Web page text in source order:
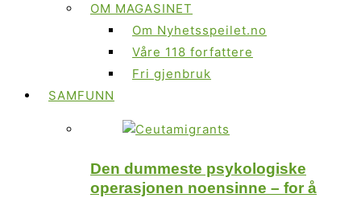
OM MAGASINET
Om Nyhetsspeilet.no
Våre 118 forfattere
Fri gjenbruk
SAMFUNN
Den dummeste psykologiske
operasjonen noensinne – for å